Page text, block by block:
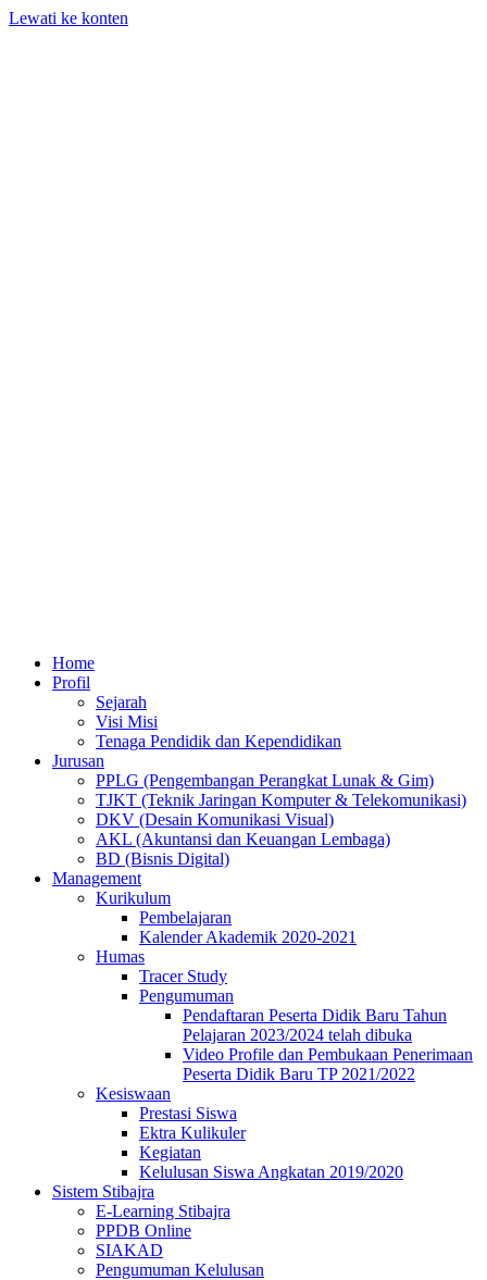
Lewati ke konten
Home
Profil
Sejarah
Visi Misi
Tenaga Pendidik dan Kependidikan
Jurusan
PPLG (Pengembangan Perangkat Lunak & Gim)
TJKT (Teknik Jaringan Komputer & Telekomunikasi)
DKV (Desain Komunikasi Visual)
AKL (Akuntansi dan Keuangan Lembaga)
BD (Bisnis Digital)
Management
Kurikulum
Pembelajaran
Kalender Akademik 2020-2021
Humas
Tracer Study
Pengumuman
Pendaftaran Peserta Didik Baru Tahun
Pelajaran 2023/2024 telah dibuka
Video Profile dan Pembukaan Penerimaan
Peserta Didik Baru TP 2021/2022
Kesiswaan
Prestasi Siswa
Ektra Kulikuler
Kegiatan
Kelulusan Siswa Angkatan 2019/2020
Sistem Stibajra
E-Learning Stibajra
PPDB Online
SIAKAD
Pengumuman Kelulusan